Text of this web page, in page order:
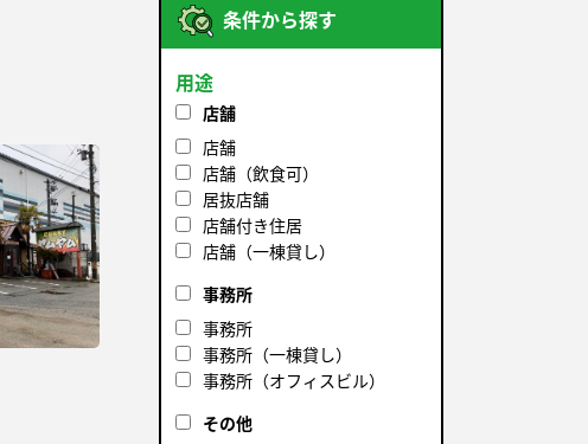
条件から探す
用途
店舗
店舗
店舗（飲食可）
居抜店舗
店舗付き住居
店舗（一棟貸し）
事務所
事務所
事務所（一棟貸し）
事務所（オフィスビル）
その他